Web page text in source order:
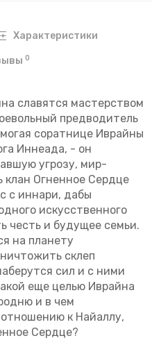
Характеристики
0
славятся мастерством
предводитель
соратнице Иврайны
Иннеада, - он
угрозу, мир-
клан Огненное Сердце
с иннари, дабы
искусственного
честь и будущее семьи.
на планету
склеп
сил и с ними
еще целью Иврайна
и в чем
к Найаллу,
Сердце?